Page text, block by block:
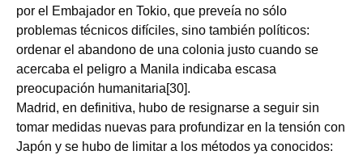
por el Embajador en Tokio, que preveía no sólo
problemas técnicos difíciles, sino también políticos:
ordenar el abandono de una colonia justo cuando se
acercaba el peligro a Manila indicaba escasa
preocupación humanitaria[30].
Madrid, en definitiva, hubo de resignarse a seguir sin
tomar medidas nuevas para profundizar en la tensión con
Japón y se hubo de limitar a los métodos ya conocidos: